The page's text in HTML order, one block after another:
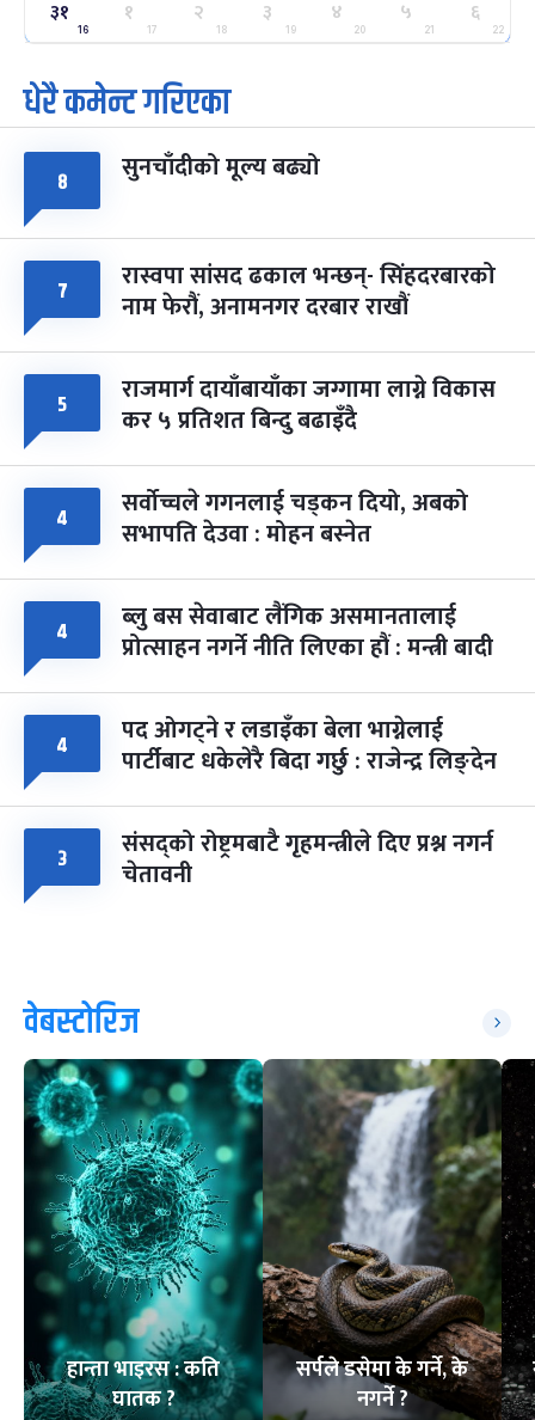
२५
मंगल
ग्याल्पो ल्होसार
फाल्गुन २५, २०८३ Mar 9, 2027
७ महिना बाँकी
७
आइत
पूर्णिमा व्रत
चैत्र ७, २०८३-Mar 21, 2027
८ फागुपूर्णिमा
३१
16
१
17
२
18
३
19
४
20
५
21
६
22
धेरै कमेन्ट गरिएका
८ सुनचाँदीको मूल्य बढ्यो
७ रास्वपा सांसद ढकाल भन्छन्- सिंहदरबारको
नाम फेरौं, अनामनगर दरबार राखौं
५ राजमार्ग दायाँबायाँका जग्गामा लाग्ने विकास
कर ५ प्रतिशत बिन्दु बढाइँदै
४ सर्वोच्चले गगनलाई चड्कन दियो, अबको
सभापति देउवा : मोहन बस्नेत
४ ब्लु बस सेवाबाट लैंगिक असमानतालाई
प्रोत्साहन नगर्ने नीति लिएका हौं : मन्त्री बादी
४ पद ओगट्ने र लडाइँका बेला भाग्नेलाई
पार्टीबाट धकेलेरै बिदा गर्छु : राजेन्द्र लिङ्देन
३ संसद्को रोष्ट्रमबाटै गृहमन्त्रीले दिए प्रश्न नगर्न
चेतावनी
वेबस्टोरिज
हान्ता भाइरस : कति
घातक ?
सर्पले डसेमा के गर्ने, के
नगर्ने ?